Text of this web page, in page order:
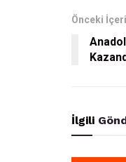
Önceki
İlgili